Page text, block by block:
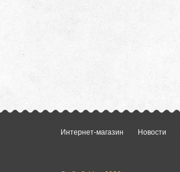
Интернет-магазин Новости